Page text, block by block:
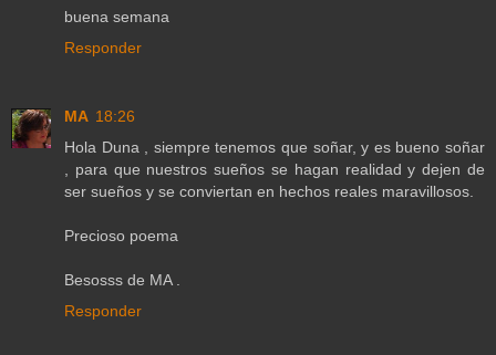
buena semana
Responder
MA 18:26
Hola Duna , siempre tenemos que soñar, y es bueno soñar
, para que nuestros sueños se hagan realidad y dejen de
ser sueños y se conviertan en hechos reales maravillosos.
Precioso poema
Besosss de MA .
Responder